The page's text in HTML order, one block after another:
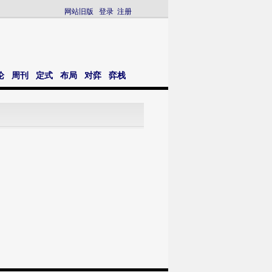
网站旧版 登录 注册
周刊 定式 布局 对弈 弈栈